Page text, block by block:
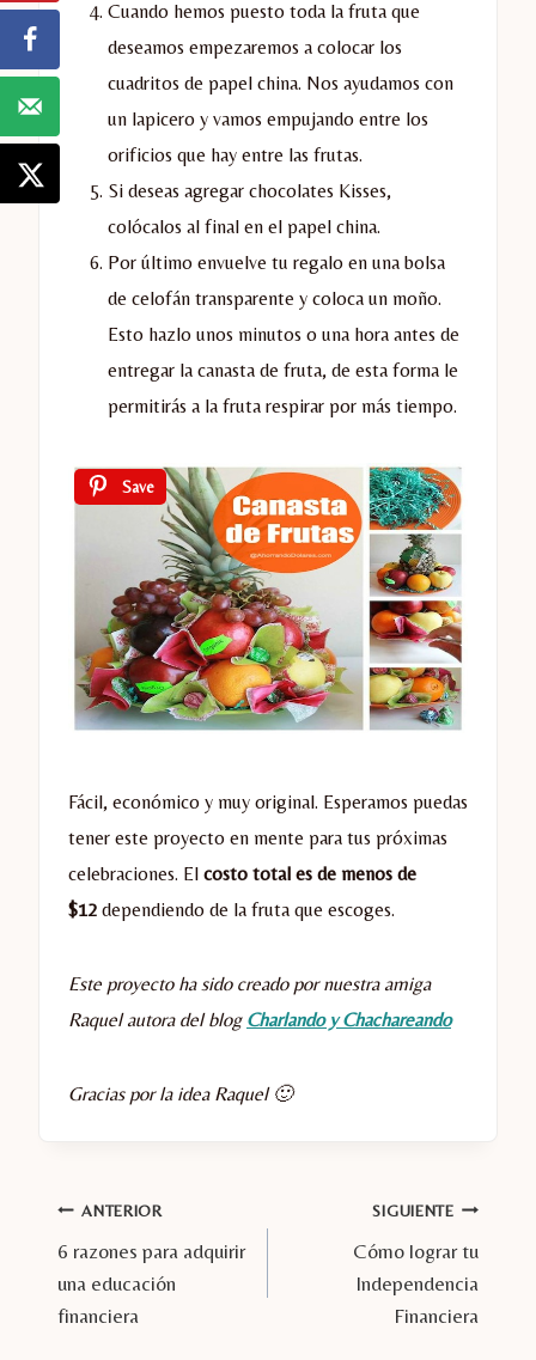
Cuando hemos puesto toda la fruta que
deseamos empezaremos a colocar los
cuadritos de papel china. Nos ayudamos con
un lapicero y vamos empujando entre los
orificios que hay entre las frutas.
Si deseas agregar chocolates Kisses,
colócalos al final en el papel china.
Por último envuelve tu regalo en una bolsa
de celofán transparente y coloca un moño.
Esto hazlo unos minutos o una hora antes de
entregar la canasta de fruta, de esta forma le
permitirás a la fruta respirar por más tiempo.
Save
Fácil, económico y muy original. Esperamos puedas
tener este proyecto en mente para tus próximas
celebraciones. El costo total es de menos de
$12 dependiendo de la fruta que escoges.
Este proyecto ha sido creado por nuestra amiga
Raquel autora del blog Charlando y Chachareando
Gracias por la idea Raquel 🙂
Navegación
de
entradas
ANTERIOR
6 razones para adquirir
una educación
financiera
SIGUIENTE
Cómo lograr tu
Independencia
Financiera